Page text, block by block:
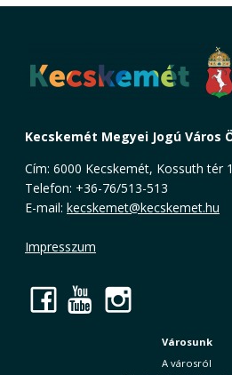
Kecskemét Megyei Jogú Város
Cím: 6000 Kecskemét, Kossuth tér
Telefon: +36-76/513-513
E-mail: kecskemet@kecskemet.hu
Impresszum
Facebook
YouTube
Városunk
A városról